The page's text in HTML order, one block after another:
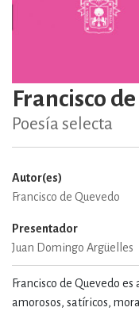
Francisco
Poesía selecta
Autor(es)
Francisco de Quevedo
Presentador
Juan Domingo Argüelles
Francisco de Quevedo
amorosos, satíricos,